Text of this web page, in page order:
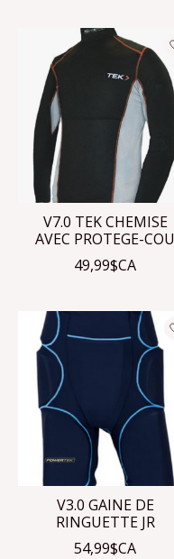
V7.0 TEK CHEMISE
AVEC PROTEGE-COU
49,99$CA
V3.0 GAINE DE
RINGUETTE JR
54,99$CA